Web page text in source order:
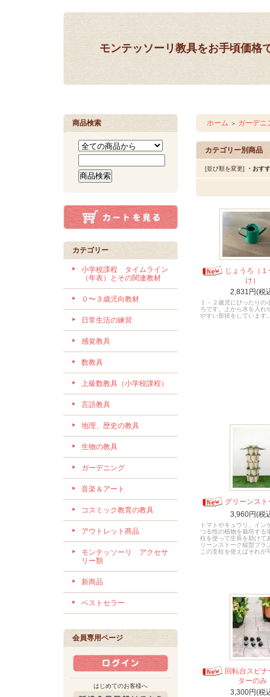
モンテッソーリ教具をお手頃価格
商品検索
カテゴリー
小学校課程 タイムライン
（年表）とその関連教材
０〜３歳児向教材
日常生活の練習
感覚教具
数教具
上級数教具（小学校課程）
言語教具
地理、歴史の教具
生物の教具
ガーデニング
音楽＆アート
コスミック教育の教具
アウトレット商品
モンテッソーリ アクセサ
リー類
新商品
ベストセラー
会員専用ページ
はじめてのお客様へ
ホーム ＞ ガーデニ
カテゴリー別商品
[並び順を変更] ・おす
じょうろ（
け）
2,831円(税
１－２歳児にぴったりの
ろです。上から水を入れ
やすい形状をしています
グリーンス
3,960円(税
トマトやキュウリ、イン
つる性の植物を栽培する
柱を使って生長を助けて
リーンストーク縦型プラ
この支柱を使えばそれが
回転台スピ
ターのみ
3,300円(税